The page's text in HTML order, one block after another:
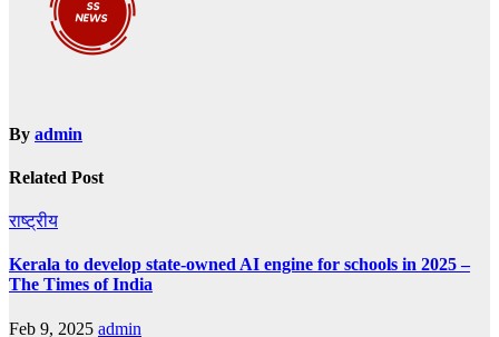
By admin
Related Post
राष्ट्रीय
Kerala to develop state-owned AI engine for schools in 2025 –
The Times of India
Feb 9, 2025 admin